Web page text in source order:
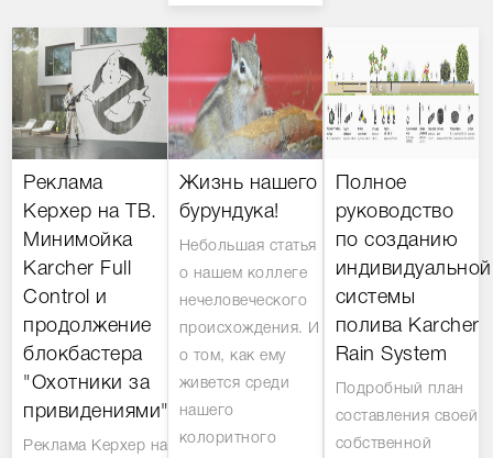
Реклама
Керхер на ТВ.
Минимойка
Karcher Full
Control и
продолжение
блокбастера
"Охотники за
привидениями".
Реклама Керхер на
Жизнь нашего
бурундука!
Небольшая статья
о нашем коллеге
нечеловеческого
происхождения. И
о том, как ему
живется среди
нашего
колоритного
Полное
руководство
по созданию
индивидуальной
системы
полива Karcher
Rain System
Подробный план
составления своей
собственной